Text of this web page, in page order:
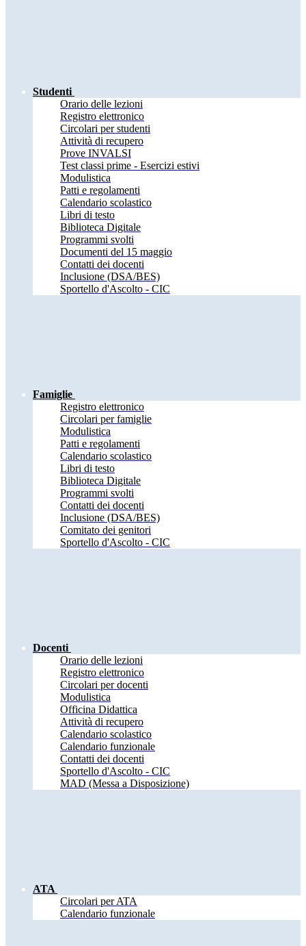
Studenti
Orario delle lezioni
Registro elettronico
Circolari per studenti
Attività di recupero
Prove INVALSI
Test classi prime - Esercizi estivi
Modulistica
Patti e regolamenti
Calendario scolastico
Libri di testo
Biblioteca Digitale
Programmi svolti
Documenti del 15 maggio
Contatti dei docenti
Inclusione (DSA/BES)
Sportello d'Ascolto - CIC
Famiglie
Registro elettronico
Circolari per famiglie
Modulistica
Patti e regolamenti
Calendario scolastico
Libri di testo
Biblioteca Digitale
Programmi svolti
Contatti dei docenti
Inclusione (DSA/BES)
Comitato dei genitori
Sportello d'Ascolto - CIC
Docenti
Orario delle lezioni
Registro elettronico
Circolari per docenti
Modulistica
Officina Didattica
Attività di recupero
Calendario scolastico
Calendario funzionale
Contatti dei docenti
Sportello d'Ascolto - CIC
MAD (Messa a Disposizione)
ATA
Circolari per ATA
Calendario funzionale